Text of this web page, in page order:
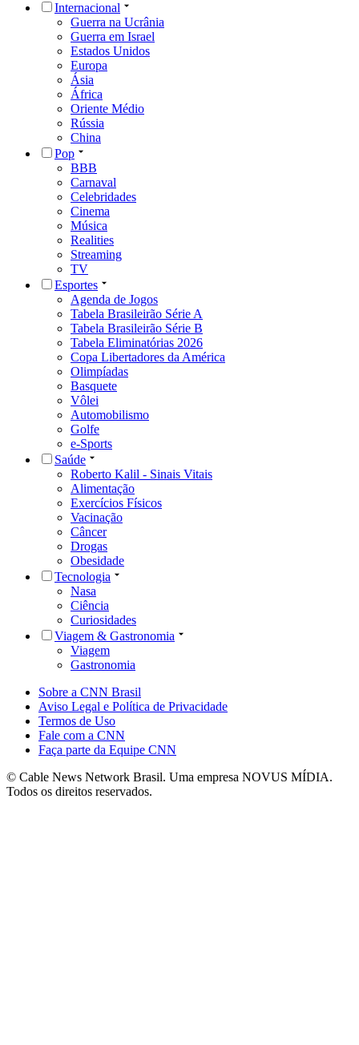
Internacional
Guerra na Ucrânia
Guerra em Israel
Estados Unidos
Europa
Ásia
África
Oriente Médio
Rússia
China
Pop
BBB
Carnaval
Celebridades
Cinema
Música
Realities
Streaming
TV
Esportes
Agenda de Jogos
Tabela Brasileirão Série A
Tabela Brasileirão Série B
Tabela Eliminatórias 2026
Copa Libertadores da América
Olimpíadas
Basquete
Vôlei
Automobilismo
Golfe
e-Sports
Saúde
Roberto Kalil - Sinais Vitais
Alimentação
Exercícios Físicos
Vacinação
Câncer
Drogas
Obesidade
Tecnologia
Nasa
Ciência
Curiosidades
Viagem & Gastronomia
Viagem
Gastronomia
Sobre a CNN Brasil
Aviso Legal e Política de Privacidade
Termos de Uso
Fale com a CNN
Faça parte da Equipe CNN
© Cable News Network Brasil. Uma empresa NOVUS MÍDIA.
Todos os direitos reservados.